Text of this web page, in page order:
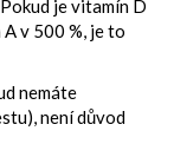
je vitamín D
v 500 %, je to
nemáte
není důvod